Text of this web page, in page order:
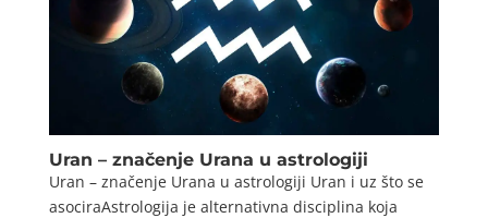
Uran – značenje Urana u astrologiji
Uran – značenje Urana u astrologiji Uran i uz što se
asociraAstrologija je alternativna disciplina koja